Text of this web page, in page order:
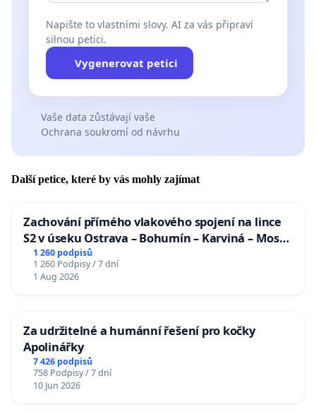
Napište to vlastními slovy. AI za vás připraví
silnou petici.
Vygenerovat petici
Vaše data zůstávají vaše
Ochrana soukromí od návrhu
Další petice, které by vás mohly zajímat
Zachování přímého vlakového spojení na lince
S2 v úseku Ostrava – Bohumín – Karviná – Mosty
u Jablunkova
1 260 podpisů
1 260 Podpisy / 7 dní
1 Aug 2026
Za udržitelné a humánní řešení pro kočky
Apolinářky
7 426 podpisů
758 Podpisy / 7 dní
10 Jun 2026